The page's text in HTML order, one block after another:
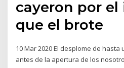
cayeron por
que el brote
10 Mar 2020 El desplome de hasta
antes de la apertura de los